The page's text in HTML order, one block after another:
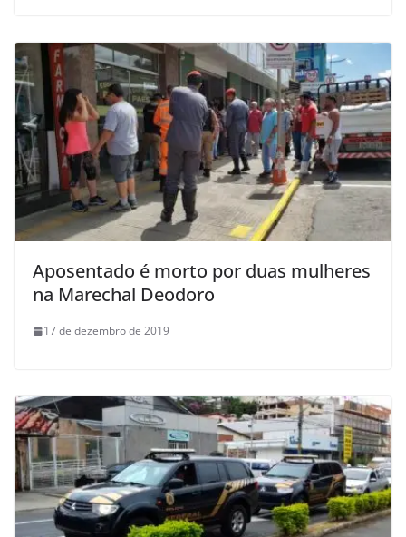
Aposentado é morto por duas mulheres
na Marechal Deodoro
17 de dezembro de 2019